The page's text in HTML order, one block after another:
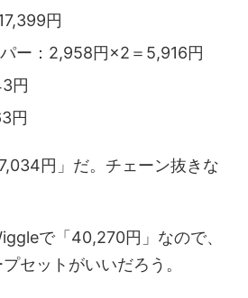
円
ー：2,958円×2＝5,916円
円
円
円」だ。チェーン抜きな
で「40,270円」なので、
セットがいいだろう。